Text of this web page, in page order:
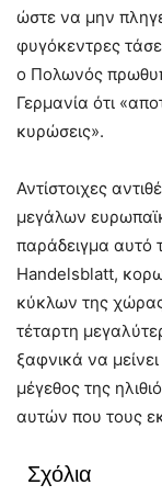
ώστε να μην
φυγόκεντρες
ο Πολωνός
Γερμανία ότι
κυρώσεις».
Αντίστοιχες
μεγάλων
παράδειγμα αυτό
Handelsblatt,
κύκλων της
τέταρτη
ξαφνικά να
μέγεθος της
αυτών που τους
Σχόλια